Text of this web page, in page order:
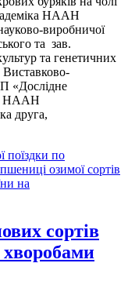
НААН
виробничої
та зав.
та генетичних
Виставково-
«Дослідне
НААН
друга,
поїздки по
озимої сортів
на
сортів
хворобами